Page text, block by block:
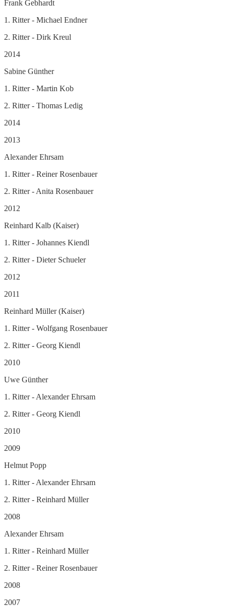
Frank Gebhardt
1. Ritter - Michael Endner
2. Ritter - Dirk Kreul
2014
Sabine Günther
1. Ritter - Martin Kob
2. Ritter - Thomas Ledig
2014
2013
Alexander Ehrsam
1. Ritter - Reiner Rosenbauer
2. Ritter - Anita Rosenbauer
2012
Reinhard Kalb (Kaiser)
1. Ritter - Johannes Kiendl
2. Ritter - Dieter Schueler
2012
2011
Reinhard Müller (Kaiser)
1. Ritter - Wolfgang Rosenbauer
2. Ritter - Georg Kiendl
2010
Uwe Günther
1. Ritter - Alexander Ehrsam
2. Ritter - Georg Kiendl
2010
2009
Helmut Popp
1. Ritter - Alexander Ehrsam
2. Ritter - Reinhard Müller
2008
Alexander Ehrsam
1. Ritter - Reinhard Müller
2. Ritter - Reiner Rosenbauer
2008
2007